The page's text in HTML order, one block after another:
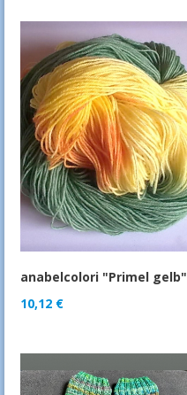
anabelcolori "Primel gelb"
10,12 €